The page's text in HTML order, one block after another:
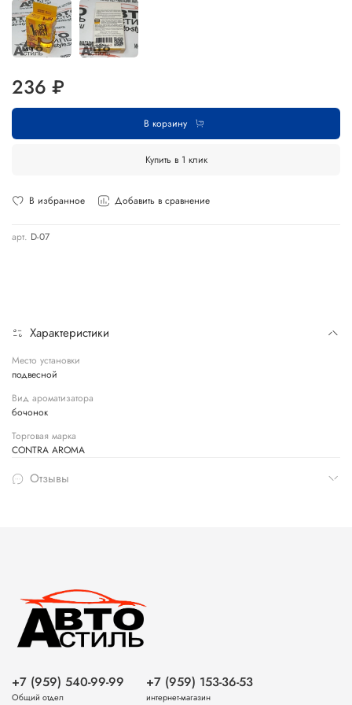
В избранное Добавить в сравнение
арт. D-07
236 ₽
В корзину
Купить в 1 клик
Характеристики
Место установки
подвесной
Вид ароматизатора
бочонок
Торговая марка
CONTRA AROMA
Отзывы
+7 (959) 540-99-99
Общий отдел
+7 (959) 153-36-53
интернет-магазин